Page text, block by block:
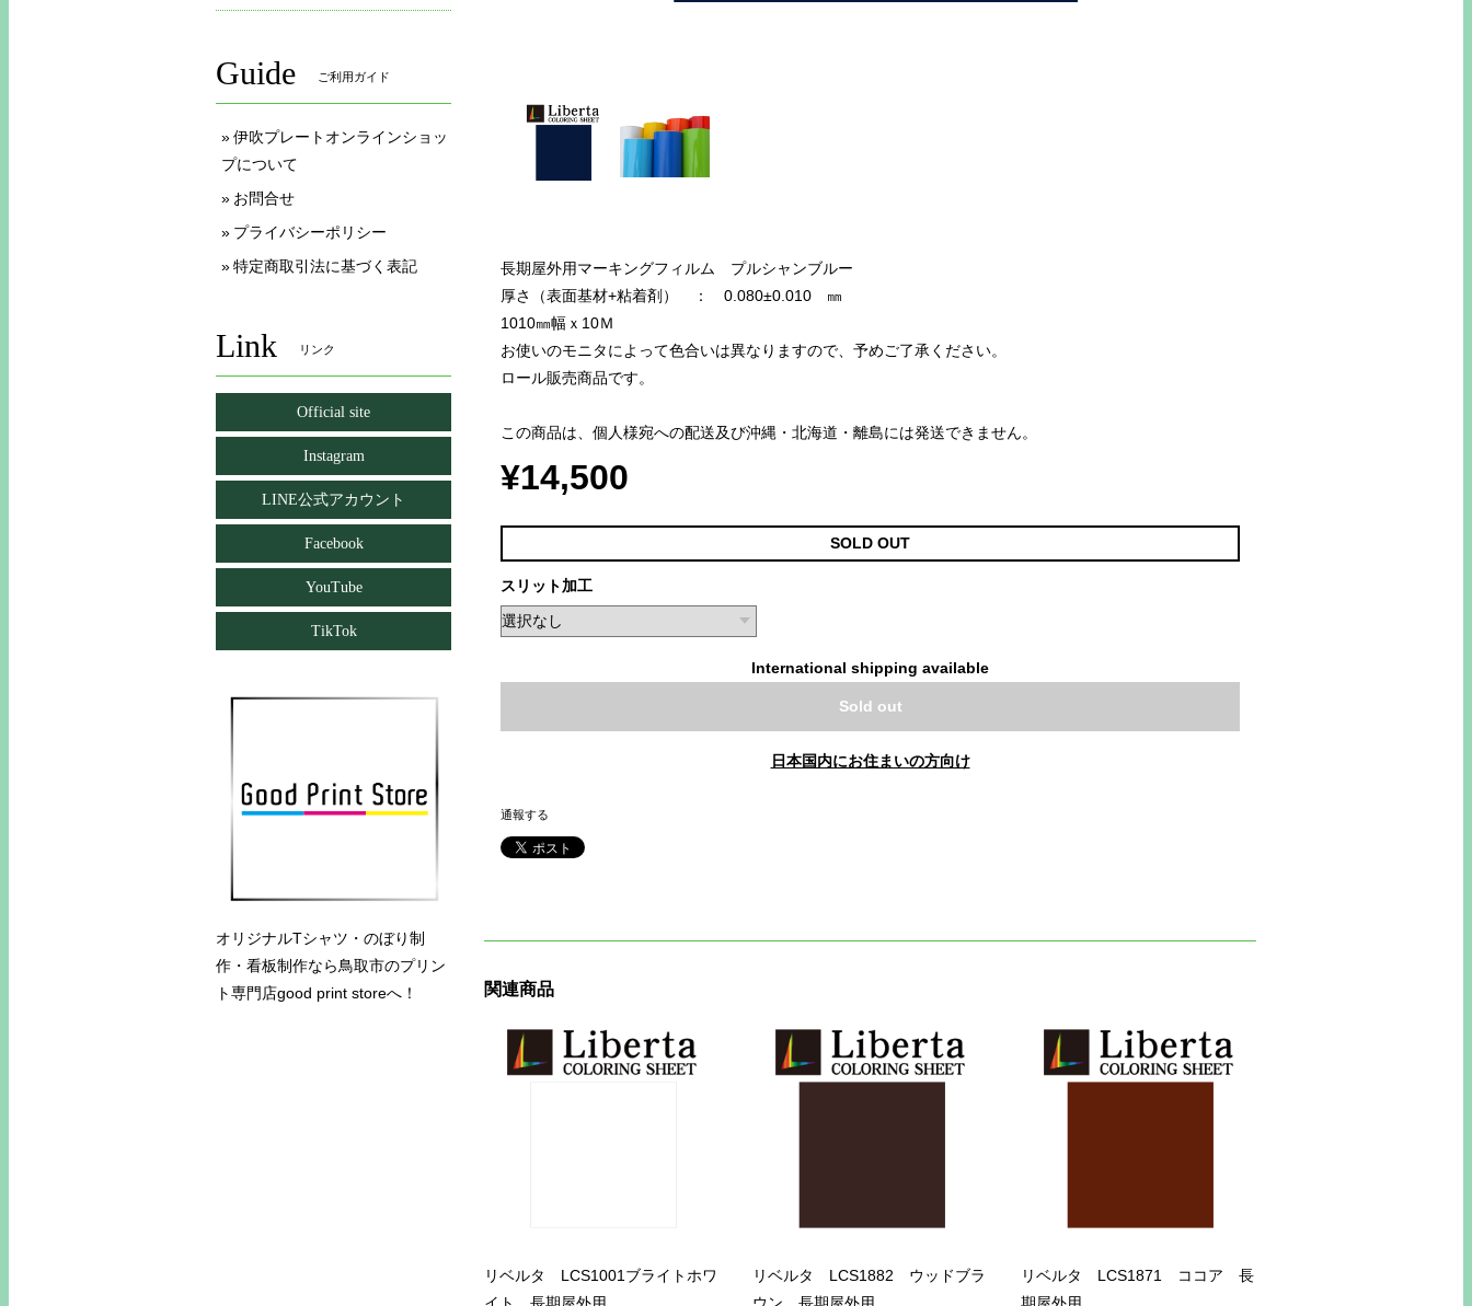
長期屋外用マーキングフィルム プルシャンブルー
厚さ（表面基材+粘着剤） ： 0.080±0.010 ㎜
1010㎜幅ｘ10Ｍ
お使いのモニタによって色合いは異なりますので、予めご了承ください。
ロール販売商品です。
この商品は、個人様宛への配送及び沖縄・北海道・離島には発送できません。
¥14,500
SOLD OUT
スリット加工
International shipping available
Sold out
日本国内にお住まいの方向け
通報する
関連商品
リベルタ LCS1001ブライトホワ
リベルタ LCS1882 ウッドブラ
リベルタ LCS1871 ココア 長
Guide ご利用ガイド
伊吹プレートオンラインショッ
プについて
お問合せ
プライバシーポリシー
特定商取引法に基づく表記
Link リンク
Official site
Instagram
LINE公式アカウント
Facebook
YouTube
TikTok
オリジナルTシャツ・のぼり制
作・看板制作なら鳥取市のプリン
ト専門店good print storeへ！